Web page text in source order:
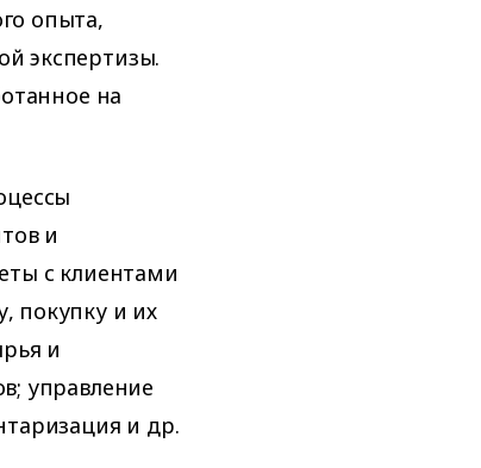
опыта,
экспертизы.
на
и
с клиентами
покупку и их
и
управление
и др.